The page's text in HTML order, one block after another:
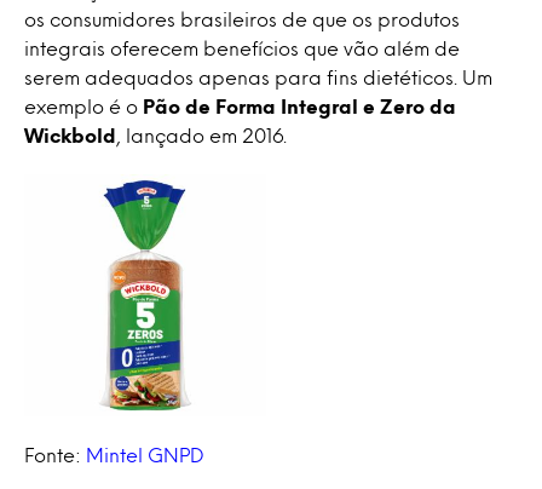
os consumidores brasileiros de que os produtos
integrais oferecem benefícios que vão além de
serem adequados apenas para fins dietéticos. Um
exemplo é o Pão de Forma Integral e Zero da
Wickbold
, lançado em 2016.
Fonte: Mintel GNPD